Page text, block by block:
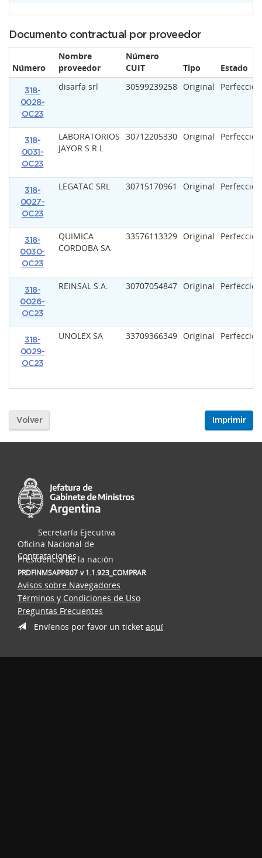
Documento contractual por proveedor
Número
Nombre
proveedor
Número
CUIT
Tipo Estado
318-
0028-
OC23
disarfa srl 30599239258 Original
318-
0031-
OC23
LABORATORIOS
JAYOR S.R.L
30712205330 Original
318-
0027-
OC23
LEGATAC SRL 30715170961 Original
318-
0030-
OC23
QUIMICA
CORDOBA SA
33576113329 Original
318-
0026-
OC23
REINSAL S.A. 30707054847 Original
318-
0029-
OC23
UNOLEX SA 33709366349 Original
Volver Imprimir
Secretaría Ejecutiva
Oficina Nacional de
Contrataciones
Presidencia de la nación
PRDFINMSAPPB07 v 1.1.923_COMPRAR
Avisos sobre Navegadores
Términos y Condiciones de Uso
Preguntas Frecuentes
Envíenos por favor un ticket aquí